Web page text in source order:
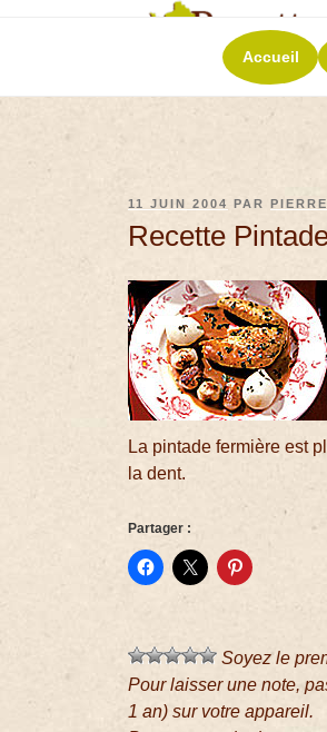
Accueil
11 JUIN 2004 PAR
Recette
La pintade fermière est
la dent.
Partager :
Soyez le
Pour laisser une note,
1 an) sur votre appareil.